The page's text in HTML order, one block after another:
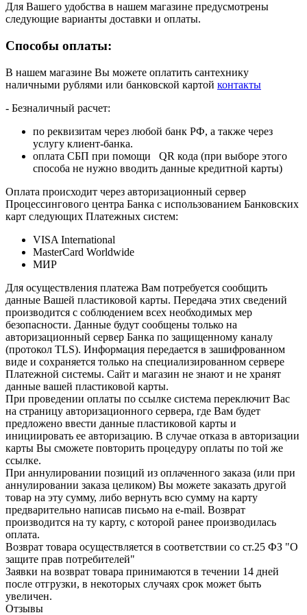
Для Вашего удобства в нашем магазине предусмотрены
следующие варианты доставки и оплаты.
Способы оплаты:
В нашем магазине Вы можете оплатить сантехнику
наличными рублями или банковской картой контакты
- Безналичный расчет:
по реквизитам через любой банк РФ, а также через
услугу клиент-банка.
оплата СБП при помощи QR кода (при выборе этого
способа не нужно вводить данные кредитной карты)
Оплата происходит через авторизационный сервер
Процессингового центра Банка с использованием Банковских
карт следующих Платежных систем:
VISA International
MasterCard Worldwide
МИР
Для осуществления платежа Вам потребуется сообщить
данные Вашей пластиковой карты. Передача этих сведений
производится с соблюдением всех необходимых мер
безопасности. Данные будут сообщены только на
авторизационный сервер Банка по защищенному каналу
(протокол TLS). Информация передается в зашифрованном
виде и сохраняется только на специализированном сервере
Платежной системы. Сайт и магазин не знают и не хранят
данные вашей пластиковой карты.
При проведении оплаты по ссылке система переключит Вас
на страницу авторизационного сервера, где Вам будет
предложено ввести данные пластиковой карты и
инициировать ее авторизацию. В случае отказа в авторизации
карты Вы сможете повторить процедуру оплаты по той же
ссылке.
При аннулировании позиций из оплаченного заказа (или при
аннулировании заказа целиком) Вы можете заказать другой
товар на эту сумму, либо вернуть всю сумму на карту
предварительно написав письмо на e-mail. Возврат
производится на ту карту, с которой ранее производилась
оплата.
Возврат товара осуществляется в соответствии со ст.25 ФЗ "О
защите прав потребителей"
Заявки на возврат товара принимаются в течении 14 дней
после отгрузки, в некоторых случаях срок может быть
увеличен.
Отзывы